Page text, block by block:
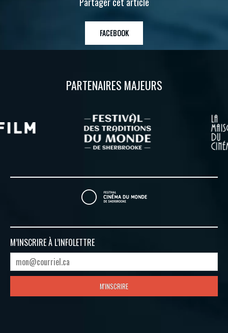
FACEBOOK
PARTENAIRES MAJEURS
M’INSCRIRE À L’INFOLETTRE
M'INSCRIRE